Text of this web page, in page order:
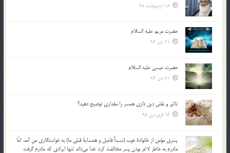
18 اردیبهشت 98
حضرت مریم علیه السلام
21 دی 96
حضرت عیسی علیه السلام
21 دی 96
تاثير و نقش دين داري همسر را مقداري توضيح دهيد؟
16 فروردین 95
پسري مؤمن از خانوادة خوب (نسبتاً فاميل و همساية قبلي ما) به خواستگاري من آمد. امّا
مادرم به خاطر لاغر بودن پسر مخالفت كرد. خدا مي‌داند تنها ايرادي كه مادرم گرفت